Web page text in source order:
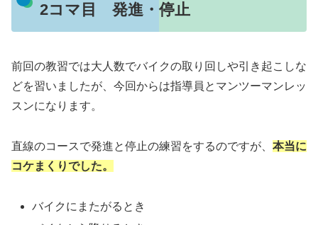
2コマ目 発進・停止
前回の教習では大人数でバイクの取り回しや引き起こしな
どを習いましたが、今回からは指導員とマンツーマンレッ
スンになります。
直線のコースで発進と停止の練習をするのですが、 本当に
コケまくりでした。
バイクにまたがるとき